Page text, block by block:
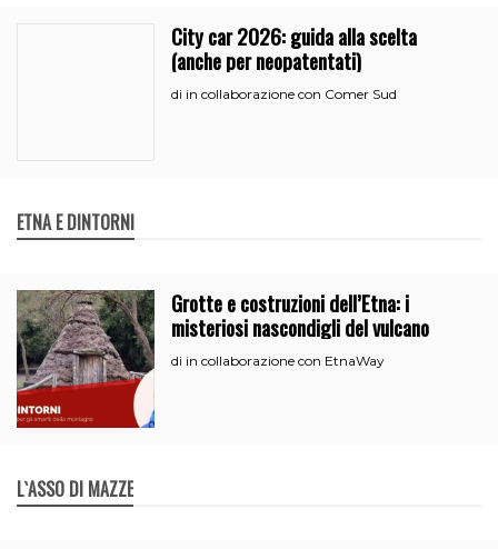
City car 2026: guida alla scelta
(anche per neopatentati)
di in collaborazione con Comer Sud
ETNA E DINTORNI
Grotte e costruzioni dell’Etna: i
misteriosi nascondigli del vulcano
di in collaborazione con EtnaWay
L`ASSO DI MAZZE